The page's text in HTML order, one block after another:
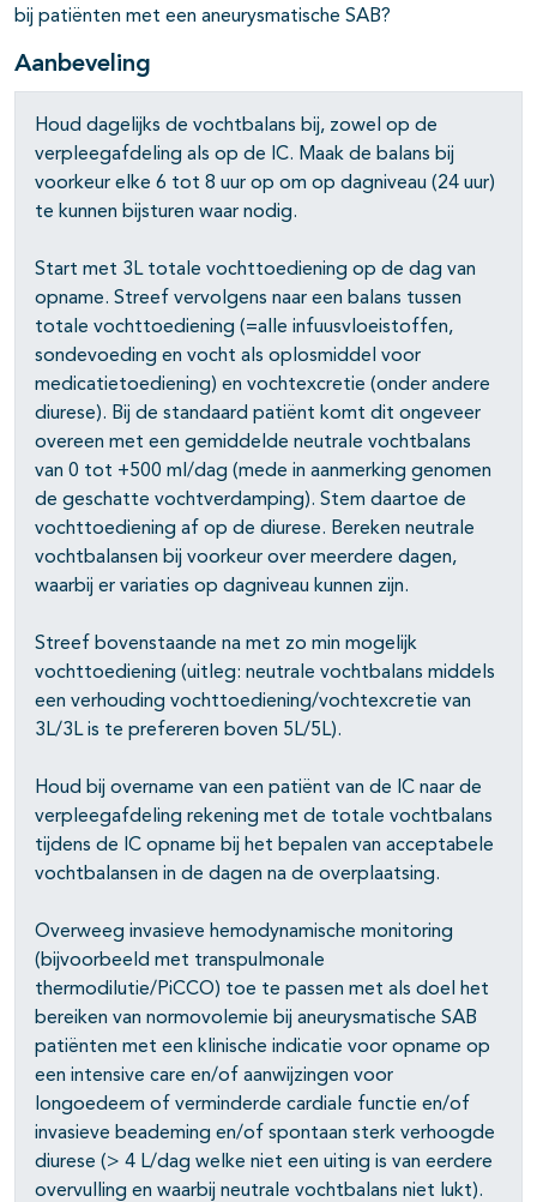
open- en dichtklappen
bij patiënten met een aneurysmatische SAB?
Aanbeveling
Houd dagelijks de vochtbalans bij, zowel op de
verpleegafdeling als op de IC. Maak de balans bij
voorkeur elke 6 tot 8 uur op om op dagniveau (24 uur)
te kunnen bijsturen waar nodig.
Start met 3L totale vochttoediening op de dag van
opname. Streef vervolgens naar een balans tussen
totale vochttoediening (=alle infuusvloeistoffen,
sondevoeding en vocht als oplosmiddel voor
medicatietoediening) en vochtexcretie (onder andere
diurese). Bij de standaard patiënt komt dit ongeveer
overeen met een gemiddelde neutrale vochtbalans
van 0 tot +500 ml/dag (mede in aanmerking genomen
de geschatte vochtverdamping). Stem daartoe de
vochttoediening af op de diurese. Bereken neutrale
vochtbalansen bij voorkeur over meerdere dagen,
waarbij er variaties op dagniveau kunnen zijn.
Streef bovenstaande na met zo min mogelijk
vochttoediening (uitleg: neutrale vochtbalans middels
een verhouding vochttoediening/vochtexcretie van
3L/3L is te prefereren boven 5L/5L).
Houd bij overname van een patiënt van de IC naar de
verpleegafdeling rekening met de totale vochtbalans
tijdens de IC opname bij het bepalen van acceptabele
vochtbalansen in de dagen na de overplaatsing.
Overweeg invasieve hemodynamische monitoring
(bijvoorbeeld met transpulmonale
thermodilutie/PiCCO) toe te passen met als doel het
bereiken van normovolemie bij aneurysmatische SAB
patiënten met een klinische indicatie voor opname op
een intensive care en/of aanwijzingen voor
longoedeem of verminderde cardiale functie en/of
invasieve beademing en/of spontaan sterk verhoogde
diurese (> 4 L/dag welke niet een uiting is van eerdere
overvulling en waarbij neutrale vochtbalans niet lukt).